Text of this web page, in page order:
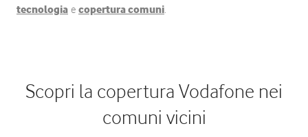
tecnologia e copertura comuni.
Scopri la copertura Vodafone nei
comuni vicini